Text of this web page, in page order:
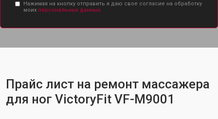
Нажимая на кнопку отправить я даю свое согласие на обработку
моих персональных данных.
Прайс лист на ремонт массажера
для ног VictoryFit VF-M9001